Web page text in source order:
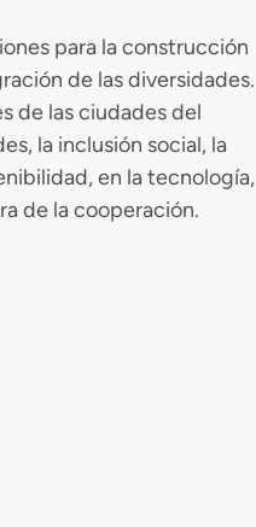
para la construcción
de las diversidades.
de las ciudades del
la inclusión social, la
en la tecnología,
de la cooperación.